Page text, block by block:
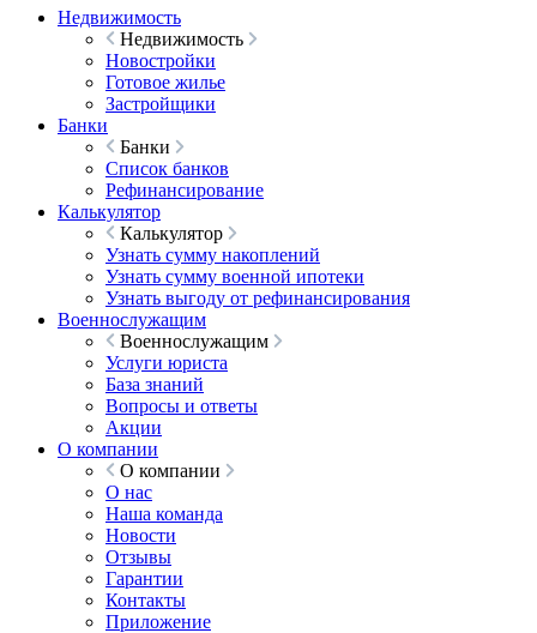
Недвижимость
Недвижимость
Новостройки
Готовое жилье
Застройщики
Банки
Банки
Список банков
Рефинансирование
Калькулятор
Калькулятор
Узнать сумму накоплений
Узнать сумму военной ипотеки
Узнать выгоду от рефинансирования
Военнослужащим
Военнослужащим
Услуги юриста
База знаний
Вопросы и ответы
Акции
О компании
О компании
О нас
Наша команда
Новости
Отзывы
Гарантии
Контакты
Приложение